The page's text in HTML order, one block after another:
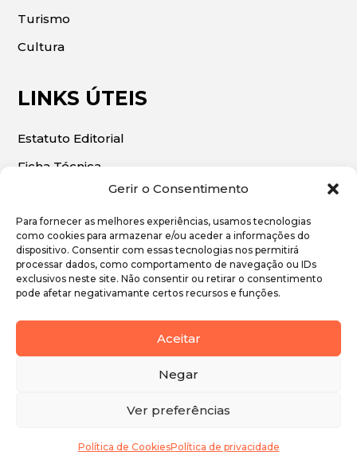
Gerir o Consentimento
Para fornecer as melhores experiências, usamos tecnologias
como cookies para armazenar e/ou aceder a informações do
dispositivo. Consentir com essas tecnologias nos permitirá
processar dados, como comportamento de navegação ou IDs
exclusivos neste site. Não consentir ou retirar o consentimento
pode afetar negativamante certos recursos e funções.
Aceitar
Negar
Ver preferências
Política de CookiesPolítica de privacidade
Turismo
Cultura
LINKS ÚTEIS
Estatuto Editorial
Ficha Técnica
© 2026 | O Algarve Económico. Todos os direitos
reservados.